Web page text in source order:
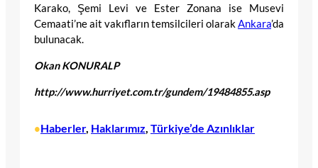
Karako, Şemi Levi ve Ester Zonana ise Musevi
Cemaati’ne ait vakıfların temsilcileri olarakAnkara’da
bulunacak.
Okan KONURALP
http://www.hurriyet.com.tr/gundem/19484855.asp
•Haberler, Haklarımız, Türkiye’de Azınlıklar